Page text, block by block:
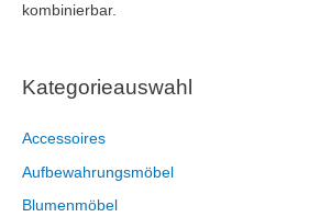
Kategorieauswahl
Accessoires
Aufbewahrungsmöbel
Blumenmöbel
kombinierbar.